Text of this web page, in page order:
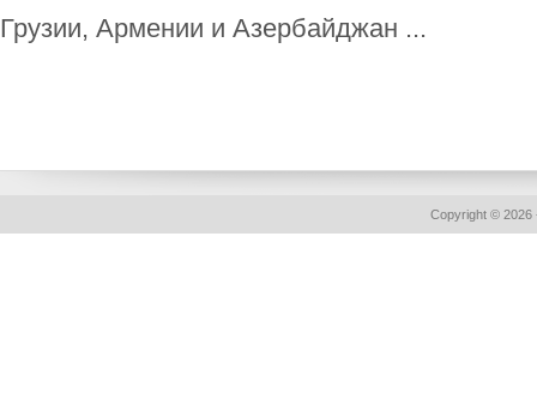
Грузии, Армении и Азербайджан ...
Copyright © 2026